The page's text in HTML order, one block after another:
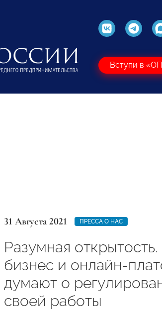
Вступи в
31 Августа 2021 ПРЕССА О НАС
Разумная открытость.
бизнес и онлайн-
думают о
своей работы